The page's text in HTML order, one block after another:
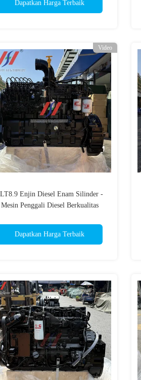
Dapatkan Harga Terbaik
Video
Enjin Diesel Enam Silinder -
Mesin Penggali Diesel Berkualitas
Dapatkan Harga Terbaik